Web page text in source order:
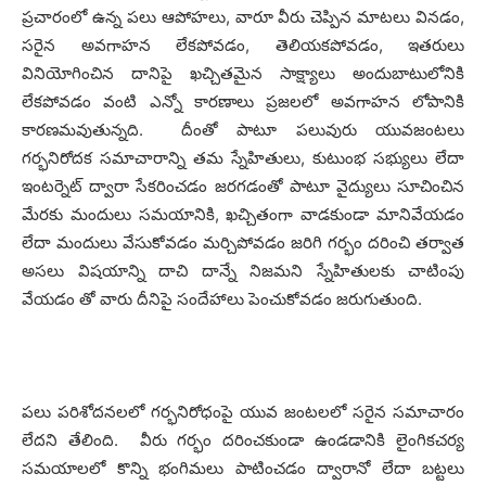
ప్రచారంలో ఉన్న పలు ఆపోహలు, వారూ వీరు చెప్పిన మాటలు వినడం,
సరైన అవగాహన లేకపోవడం, తెలియకపోవడం, ఇతరులు
వినియోగించిన దానిపై ఖచ్చితమైన సాక్ష్యాలు అందుబాటులోనికి
లేకపోవడం వంటి ఎన్నో కారణాలు ప్రజలలో అవగాహన లోపానికి
కారణమవుతున్నది. దీంతో పాటూ పలువురు యువజంటలు
గర్భనిరోదక సమాచారాన్ని తమ స్నేహితులు, కుటుంభ సభ్యులు లేదా
ఇంటర్నెట్ ద్వారా సేకరించడం జరగడంతో పాటూ వైద్యులు సూచించిన
మేరకు మందులు సమయానికి, ఖచ్చితంగా వాడకుండా మానివేయడం
లేదా మందులు వేసుకోవడం మర్చిపోవడం జరిగి గర్భం దరించి తర్వాత
అసలు విషయాన్ని దాచి దాన్నే నిజమని స్నేహితులకు చాటింపు
వేయడం తో వారు దీనిపై సందేహాలు పెంచుకోవడం జరుగుతుంది.
పలు పరిశోదనలలో గర్భనిరోధంపై యువ జంటలలో సరైన సమాచారం
లేదని తేలింది. వీరు గర్భం దరించకుండా ఉండడానికి లైంగికచర్య
సమయాలలో కొన్ని భంగిమలు పాటించడం ద్వారానో లేదా బట్టలు